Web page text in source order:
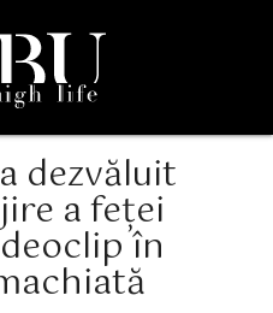
dezvăluit
a feței
în